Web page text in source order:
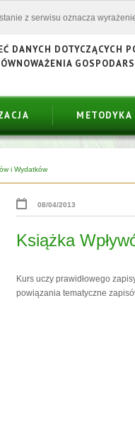
DANYCH DOTYCZĄCYCH
METODYKA
i Wydatków
08/04/2013
Książka
Kurs uczy prawidłowego
powiązania tematyczne
z serwisu oznacza